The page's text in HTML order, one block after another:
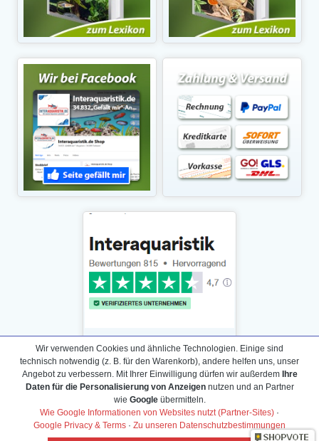
Daten­schutz­erklärung
Widerrufs­recht /Widerrufs­formular
AGB & Info
Wir verwenden Cookies und ähnliche Technologien. Einige sind
technisch notwendig (z. B. für den Warenkorb), andere helfen uns, unser
Angebot zu verbessern. Mit Ihrer Einwilligung dürfen wir außerdem Ihre
Daten für die Personalisierung von Anzeigennutzen und an Partner
wie Googleübermitteln.
Wie Google Informationen von Websites nutzt (Partner-Sites) ·
Google Privacy & Terms · Zu unseren Datenschutzbestimmungen